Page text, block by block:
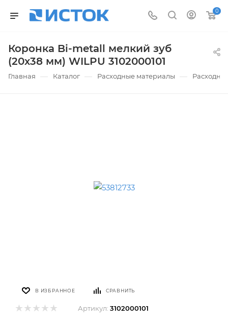
0
Коронка Bi-metall мелкий зуб
(20х38 мм) WILPU 3102000101
Главная — Каталог — Расходные материалы —
В ИЗБРАННОЕ СРАВНИТЬ
Артикул: 3102000101